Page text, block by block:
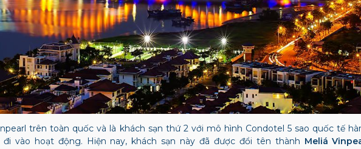
trên toàn quốc và là khách sạn thứ 2 với mô hình Condotel 5 sao quốc tế
vào hoạt động. Hiện nay, khách sạn này đã được đổi tên thành Meliá